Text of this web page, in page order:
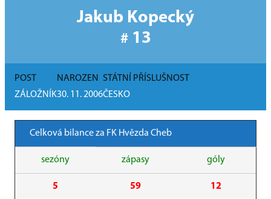
Jakub Kopecký
# 13
POST
ZÁLOŽNÍK
NAROZEN
30. 11. 2006
STÁTNÍ PŘÍSLUŠNOST
ČESKO
Celková bilance za FK Hvězda Cheb
sezóny zápasy góly
5 59 12